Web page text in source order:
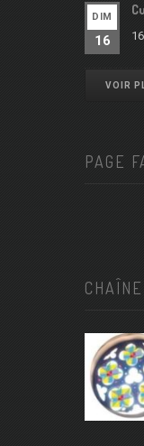
DIM
16
VOIR
PAGE